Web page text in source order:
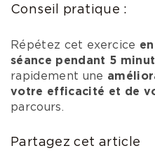
Conseil pratique :
Répétez cet exercice
séance pendant 5
rapidement une
votre efficacité et de
parcours.
Partagez cet article